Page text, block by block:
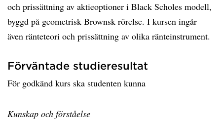
och prissättning av aktieoptioner i Black Scholes modell,
byggd på geometrisk Brownsk rörelse. I kursen ingår
även ränteteori och prissättning av olika ränteinstrument.
Förväntade studieresultat
För godkänd kurs ska studenten kunna
Kunskap och förståelse